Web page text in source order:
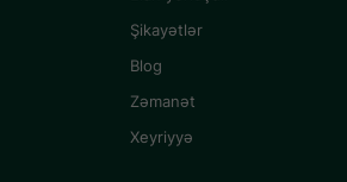
Şikayətlər
Blog
Zəmanət
Xeyriyyə